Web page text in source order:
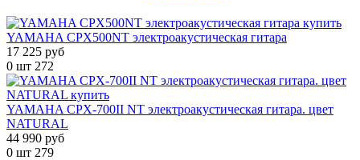
YAMAHA CPX500NT электроакустическая гитара
17 225 руб
0 шт 272
YAMAHA CPX-700II NT электроакустическая гитара. цвет
NATURAL
44 990 руб
0 шт 279